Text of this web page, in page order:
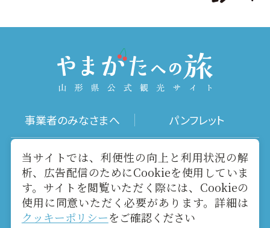
事業者のみなさまへ パンフレット
写真ダウンロード 動画ギャラリー
お役立ちリンク 当サイトについて
メールマガジン お問い合わせ
当サイトでは、利便性の向上と利用状況の解
析、広告配信のためにCookieを使用していま
す。サイトを閲覧いただく際には、Cookieの
使用に同意いただく必要があります。詳細は
クッキーポリシーをご確認ください